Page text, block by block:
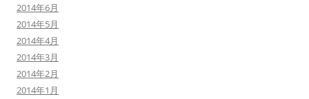
2014年6月
2014年5月
2014年4月
2014年3月
2014年2月
2014年1月